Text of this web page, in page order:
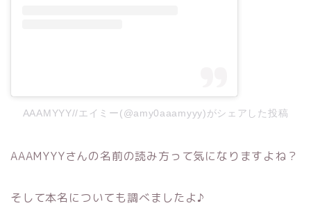
AAAMYYY//エイミー(@amy0aaamyyy)がシェアした投稿
AAAMYYYさんの名前の読み方って気になりますよね？
そして本名についても調べましたよ♪